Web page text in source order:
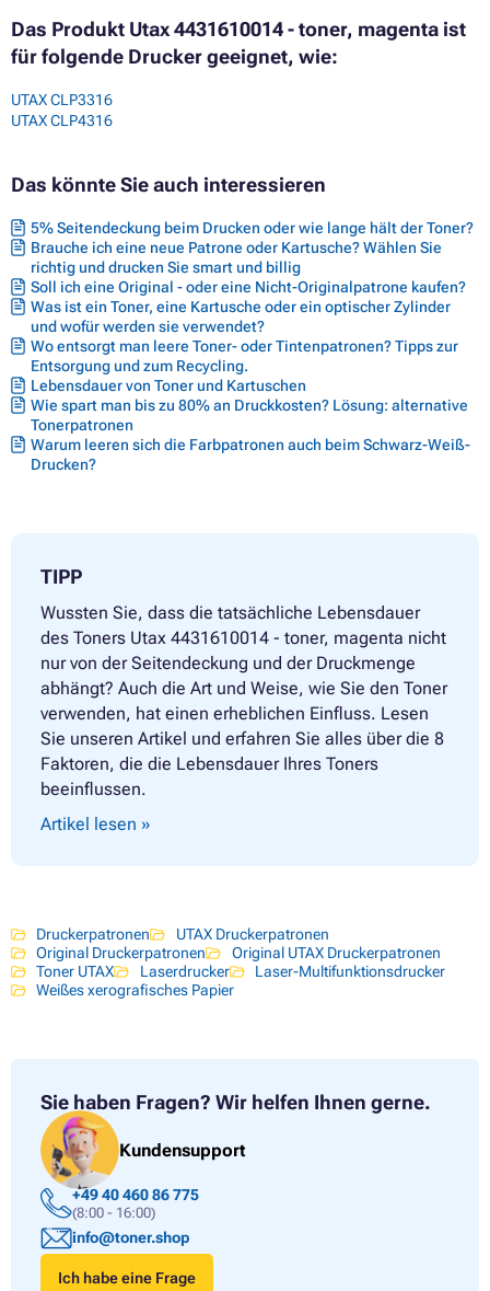
Das Produkt Utax 4431610014 - toner, magenta ist
für folgende Drucker geeignet, wie:
UTAX CLP3316
UTAX CLP4316
Das könnte Sie auch interessieren
5% Seitendeckung beim Drucken oder wie lange hält der Toner?
Brauche ich eine neue Patrone oder Kartusche? Wählen Sie
richtig und drucken Sie smart und billig
Soll ich eine Original - oder eine Nicht-Originalpatrone kaufen?
Was ist ein Toner, eine Kartusche oder ein optischer Zylinder
und wofür werden sie verwendet?
Wo entsorgt man leere Toner- oder Tintenpatronen? Tipps zur
Entsorgung und zum Recycling.
Lebensdauer von Toner und Kartuschen
Wie spart man bis zu 80% an Druckkosten? Lösung: alternative
Tonerpatronen
Warum leeren sich die Farbpatronen auch beim Schwarz-Weiß-
Drucken?
TIPP
Wussten Sie, dass die tatsächliche Lebensdauer
des Toners Utax 4431610014 - toner, magenta nicht
nur von der Seitendeckung und der Druckmenge
abhängt? Auch die Art und Weise, wie Sie den Toner
verwenden, hat einen erheblichen Einfluss. Lesen
Sie unseren Artikel und erfahren Sie alles über die 8
Faktoren, die die Lebensdauer Ihres Toners
beeinflussen.
Artikel lesen »
Druckerpatronen
UTAX Druckerpatronen
Original Druckerpatronen
Original UTAX Druckerpatronen
Toner UTAX
Laserdrucker
Laser-Multifunktionsdrucker
Weißes xerografisches Papier
Sie haben Fragen? Wir helfen Ihnen gerne.
Kundensupport
+49 40 460 86 775
(8:00 - 16:00)
info@toner.shop
Ich habe eine Frage